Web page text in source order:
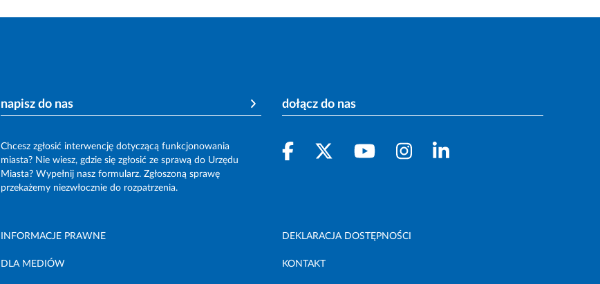
napisz do nas
Chcesz zgłosić interwencję dotyczącą funkcjonowania
miasta? Nie wiesz, gdzie się zgłosić ze sprawą do Urzędu
Miasta? Wypełnij nasz formularz. Zgłoszoną sprawę
przekażemy niezwłocznie do rozpatrzenia.
dołącz do nas
INFORMACJE PRAWNE DEKLARACJA DOSTĘPNOŚCI
DLA MEDIÓW KONTAKT